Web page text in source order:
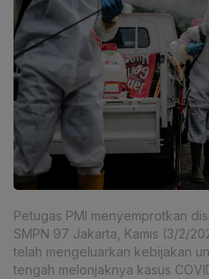
Petugas PMI menyemprotkan
SMPN 97 Jakarta, Kamis (3/2/
telah mengeluarkan kebijakan
tengah melonjaknya kasus